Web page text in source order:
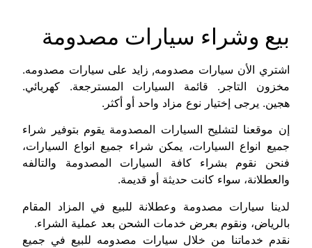
بيع وشراء سيارات مصدومة
اشتري الأن سيارات مصدومه, زايد على سيارات مصدومه.
مخزون التاجر. قائمة السيارات المسترجعة. كهربائي.
هجين. يرجى إختيار نوع مزاد واحد أو أكثر.
إن موقعنا لتشليح السيارات المصدومة يقوم بتوفير شراء
جميع انواع السيارات، يمكن شراء جميع انواع السيارات،
فنحن نقوم بشراء كافة السيارات المصدومة والتالفه
والعطلانة، سواء كانت حديثة أو قديمة.
لدينا سيارات مصدومة وعطلانة للبيع في المزاد المقام
بالرياض، ونقوم بعرض خدمات الشحن بعد عملية الشراء.
نقدم خدماتنا من خلال سيارات مصدومه للبيع في جميع